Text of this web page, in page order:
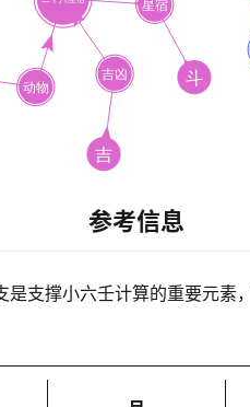
参考信息
支撑小六壬计算的重要元素